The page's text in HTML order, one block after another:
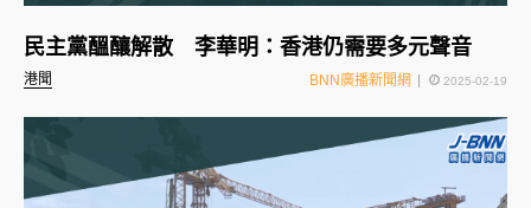
港聞
民主黨醞釀解散 李華明：香港仍需要多元聲音
BNN廣播新聞網 2025-02-19